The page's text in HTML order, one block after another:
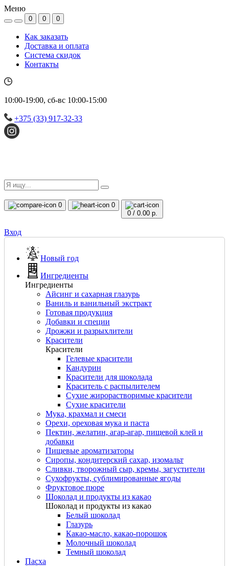
Меню
0 0 0
Как заказать
Доставка и оплата
Система скидок
Контакты
10:00-19:00, сб-вс 10:00-15:00
+375 (33) 917-32-33
0
0
0/ 0.00 р.
Вход
Новый год
Ингредиенты
Ингредиенты
Айсинг и сахарная глазурь
Ваниль и ванильный экстракт
Готовая продукция
Добавки и специи
Дрожжи и разрыхлители
Красители
Красители
Гелевые красители
Кандурин
Красители для шоколада
Краситель с распылителем
Сухие жирорастворимые красители
Сухие красители
Мука, крахмал и смеси
Орехи, ореховая мука и паста
Пектин, желатин, агар-агар, пищевой клей и
добавки
Пищевые ароматизаторы
Сиропы, кондитерский сахар, изомальт
Сливки, творожный сыр, кремы, загустители
Сухофрукты, сублимированные ягоды
Фруктовое пюре
Шоколад и продукты из какао
Шоколад и продукты из какао
Белый шоколад
Глазурь
Какао-масло, какао-порошок
Молочный шоколад
Темный шоколад
Пасха